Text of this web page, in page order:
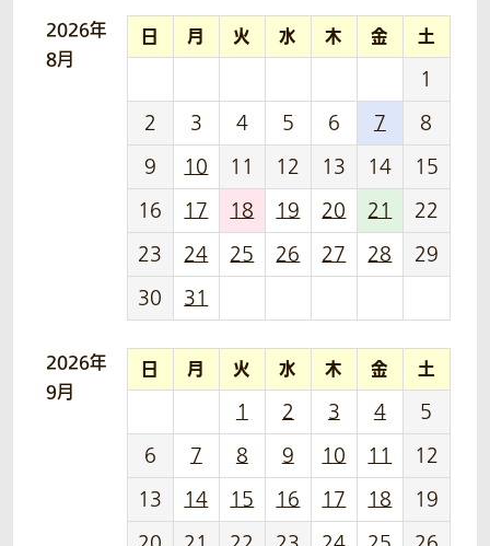
2026年
8月
日 月 火 水 木 金 土
1
2
3 4 5 6 7
8
9
10 11 12 13 14
15
16
17 18 19 20 21
22
23
24 25 26 27 28
29
30
31
2026年
9月
日 月 火 水 木 金 土
1 2 3 4
5
6
7 8 9 10 11
12
13
14 15 16 17 18
19